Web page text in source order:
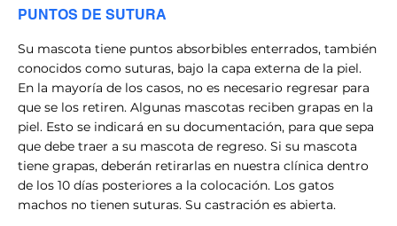
PUNTOS DE SUTURA
Su mascota tiene puntos absorbibles enterrados, también
conocidos como suturas, bajo la capa externa de la piel.
En la mayoría de los casos, no es necesario regresar para
que se los retiren. Algunas mascotas reciben grapas en la
piel. Esto se indicará en su documentación, para que sepa
que debe traer a su mascota de regreso. Si su mascota
tiene grapas, deberán retirarlas en nuestra clínica dentro
de los 10 días posteriores a la colocación. Los gatos
machos no tienen suturas. Su castración es abierta.